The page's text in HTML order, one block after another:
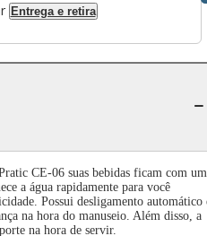
Entrega e retira
CE-06 suas bebidas ficam com um
a água rapidamente para você
Possui desligamento automático
na hora do manuseio. Além disso, a
na hora de servir.